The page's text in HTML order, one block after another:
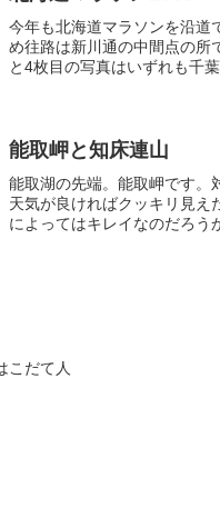
今年も北海道マラソンを沿
め往路は新川通の中間点の所
と4枚目の写真はいずれも千
能取岬と知床連山
能取湖の先端。能取岬です。
天気が良ければクッキリ見え
によってはキレイなのだろう
こだて人